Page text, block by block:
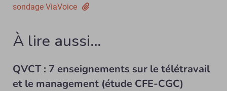
sondage ViaVoice
À lire aussi…
QVCT : 7 enseignements sur le télétravail
et le management (étude CFE-CGC)